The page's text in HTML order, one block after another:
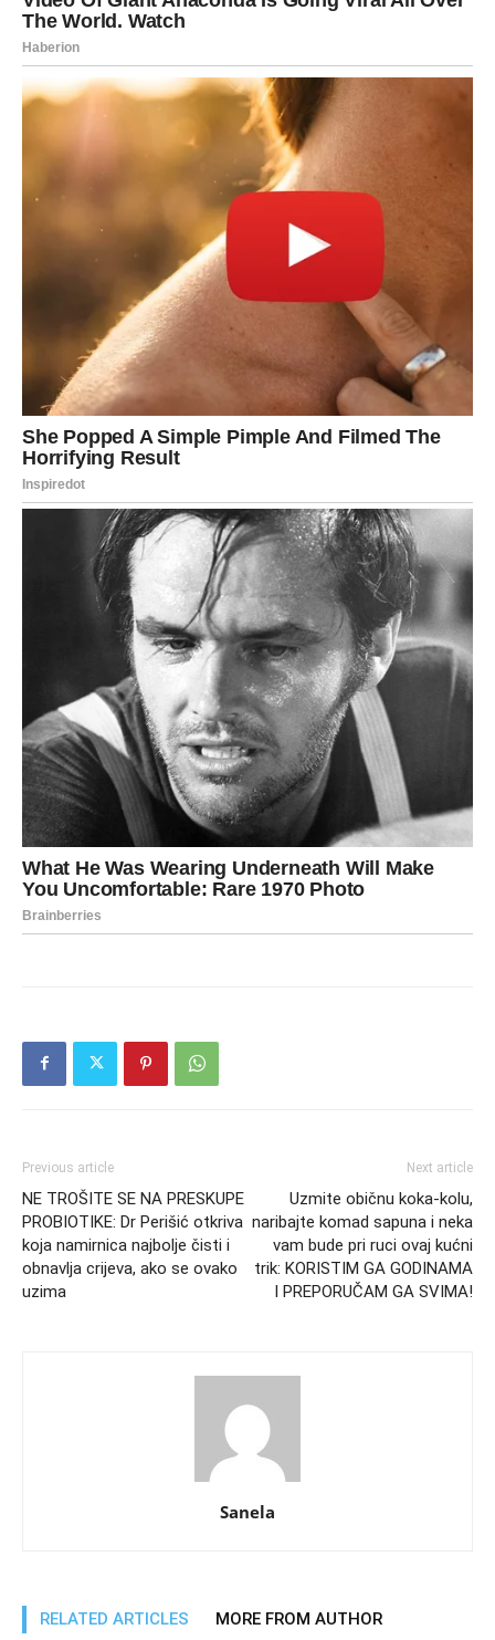
Previous article
NE TROŠITE SE NA PRESKUPE
PROBIOTIKE: Dr Perišić otkriva
koja namirnica najbolje čisti i
obnavlja crijeva, ako se ovako
uzima
Next article
Uzmite običnu koka-kolu,
naribajte komad sapuna i neka
vam bude pri ruci ovaj kućni
trik: KORISTIM GA GODINAMA
I PREPORUČAM GA SVIMA!
Sanela
RELATED ARTICLES MORE FROM AUTHOR